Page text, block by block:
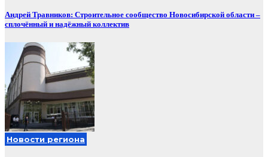
Андрей Травников: Строительное сообщество Новосибирской области –
сплочённый и надёжный коллектив
Новости региона